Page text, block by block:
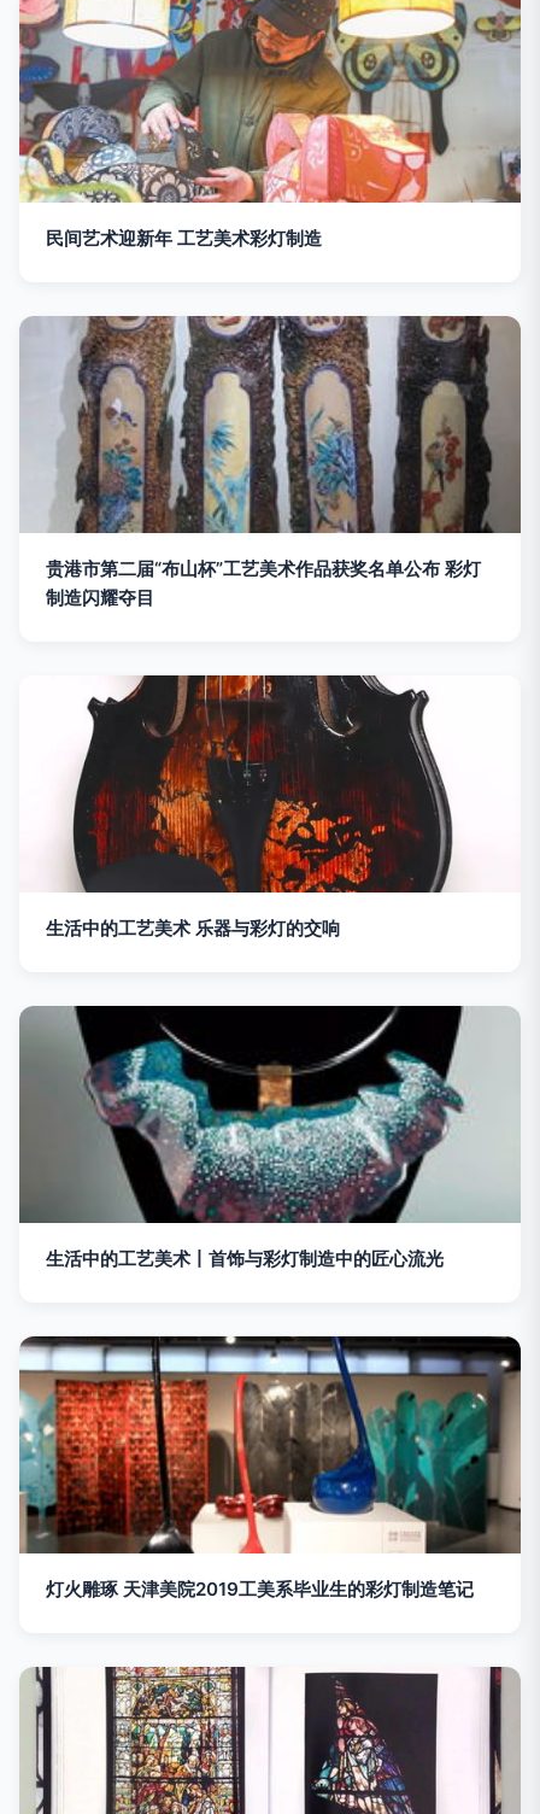
民间艺术迎新年 工艺美术彩灯制造
贵港市第二届“布山杯”工艺美术作品获奖名单公布 彩灯
制造闪耀夺目
生活中的工艺美术 乐器与彩灯的交响
生活中的工艺美术丨首饰与彩灯制造中的匠心流光
灯火雕琢 天津美院2019工美系毕业生的彩灯制造笔记